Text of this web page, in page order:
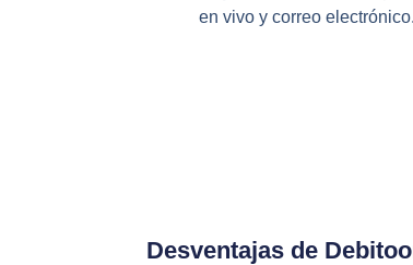
en vivo y correo electrónico.
Desventajas de